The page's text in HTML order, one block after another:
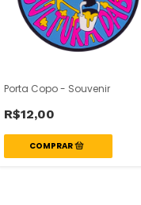
Porta Copo - Souvenir
R$12,00